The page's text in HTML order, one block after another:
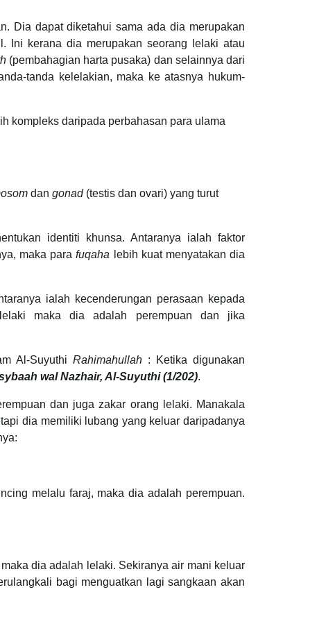
Dia dapat diketahui sama ada dia merupakan
Ini kerana dia merupakan seorang lelaki atau
(pembahagian harta pusaka) dan selainnya dari
tanda kelelakian, maka ke atasnya hukum-
kompleks daripada perbahasan para ulama
dan gonad(testis dan ovari) yang turut
identiti khunsa. Antaranya ialah faktor
maka parafuqaha lebih kuat menyatakan dia
ialah kecenderungan perasaan kepada
maka dia adalah perempuan dan jika
Al-Suyuthi Rahimahullah : Ketika digunakan
wal Nazhair, Al-Suyuthi (1/202).
dan juga zakar orang lelaki. Manakala
dia memiliki lubang yang keluar daripadanya
melalu faraj, maka dia adalah perempuan.
dia adalah lelaki. Sekiranya air mani keluar
bagi menguatkan lagi sangkaan akan